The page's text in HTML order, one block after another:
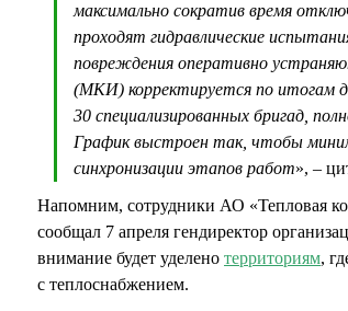
максимально сократив время
проходят гидравлические
повреждения оперативно
(МКИ) корректируется по итогам
30 специализированных бригад,
График выстроен так, чтобы
синхронизации этапов работ», –
Напомним, сотрудники АО «Тепловая
сообщал 7 апреля гендиректор
внимание будет уделено территориям,
с теплоснабжением.